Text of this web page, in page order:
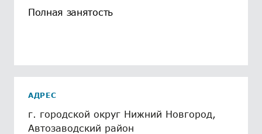
Полная занятость
АДРЕС
г. городской округ Нижний Новгород,
Автозаводский район